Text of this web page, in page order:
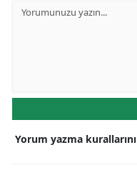
Yorum yazma kurallarını